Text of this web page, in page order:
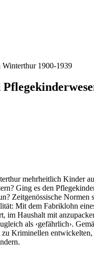
1900-1939
mehrheitlich Kinder
Ging es den
Zeitgenössische
Mit dem Fabriklohn
Haushalt mit
als ‹gefährlich›.
Kriminellen